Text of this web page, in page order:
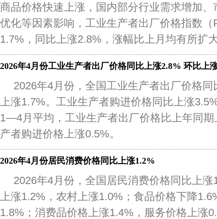
商品价格快速上涨，国内部分行业需求增加
优化等因素影响，工业生产者出厂价格指数
1.7%，同比上涨2.8%，涨幅比上月均有所扩
2026年4月份工业生产者出厂价格同比上涨2.8% 环比上
2026年4月份，全国工业生产者出厂价格
上涨1.7%。工业生产者购进价格同比上涨
1—4月平均，工业生产者出厂价格比上年同
产者购进价格上涨0.5%。
2026年4月份居民消费价格同比上涨1.2%
2026年4月份，全国居民消费价格同比上
上涨1.2%，农村上涨1.0%；食品价格下降
1.8%；消费品价格上涨1.4%，服务价格上涨